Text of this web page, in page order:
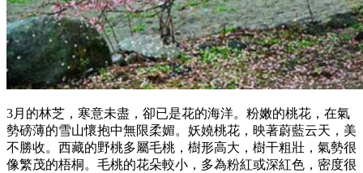
3月的林芝，寒意未盡，卻已是花的海洋。粉嫩的桃花，在氣
勢磅薄的雪山懷抱中無限柔媚。妖嬈桃花，映著蔚藍云天，美
不勝收。西藏的野桃多屬毛桃，樹形高大，樹干粗壯，氣勢很
像繁茂的梧桐。毛桃的花朵較小，多為粉紅或深紅色，密度很